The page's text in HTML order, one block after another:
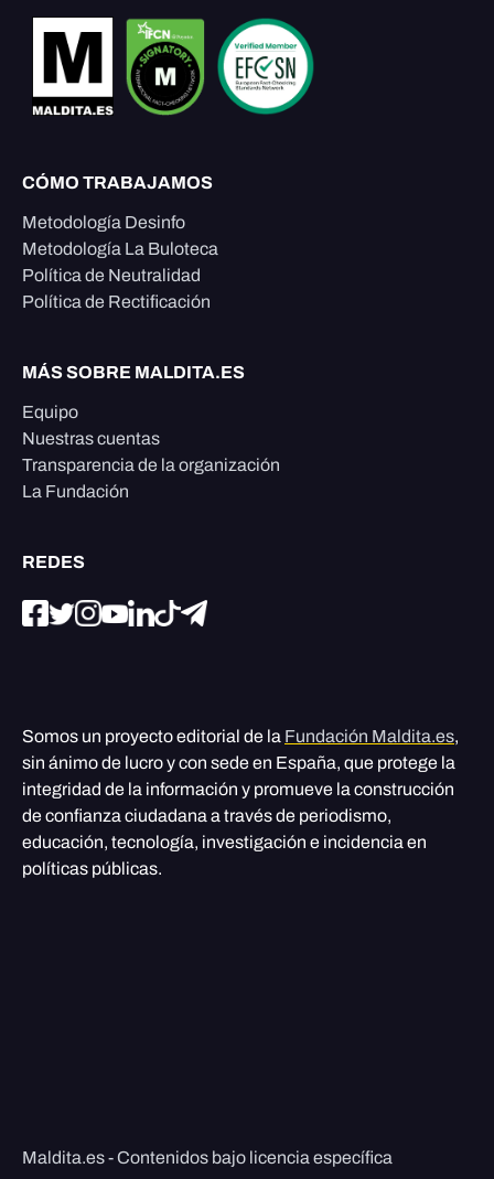
CÓMO TRABAJAMOS
Metodología Desinfo
Metodología La Buloteca
Política de Neutralidad
Política de Rectificación
MÁS SOBRE MALDITA.ES
Equipo
Nuestras cuentas
Transparencia de la organización
La Fundación
REDES
Somos un proyecto editorial de la Fundación Maldita.es,
sin ánimo de lucro y con sede en España, que protege la
integridad de la información y promueve la construcción
de confianza ciudadana a través de periodismo,
educación, tecnología, investigación e incidencia en
políticas públicas.
Maldita.es - Contenidos bajo licencia específica